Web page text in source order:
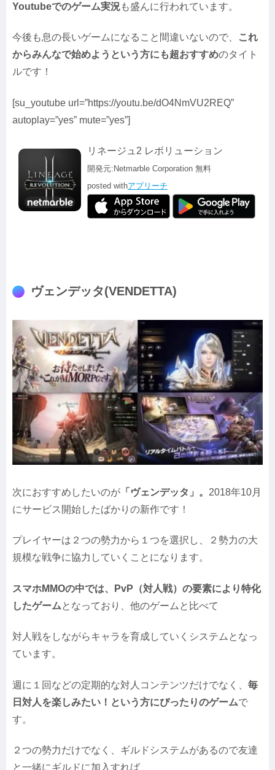
Youtubeでのゲーム実況も盛んに行われています。
今後も息の長いゲームになること間違いないので、
これ
からみんなで始めようという方にも超おすすめのタイト
ルです！
[su_youtube url=”https://youtu.be/dO4NmVU2REQ”
autoplay=”yes” mute=”yes”]
リネージュ2 レボリューション
開発元: Netmarble Corporation 無料
posted withアプリーチ
ヴェンデッタ(VENDETTA)
次におすすめしたいのが 「ヴェンデッタ」。 2018年10月
にサービス開始したばかりの新作です！
プレイヤーは２つの勢力から１つを選択し、２勢力の大
規模な戦争に協力していくことになります。
スマホMMOの中では、PvP（対人戦）の要素により特化
したゲームとなっており、他のゲームと比べて
対人戦をしながらキャラを育成していくシステムとなっ
ています。
週に１回などの定期的な対人コンテンツだけでなく、 毎
日対人を楽しみたい！という方にぴったりのゲームで
す。
２つの勢力だけでなく、ギルドシステムがあるので友達
と一緒にギルドに加入すれば、